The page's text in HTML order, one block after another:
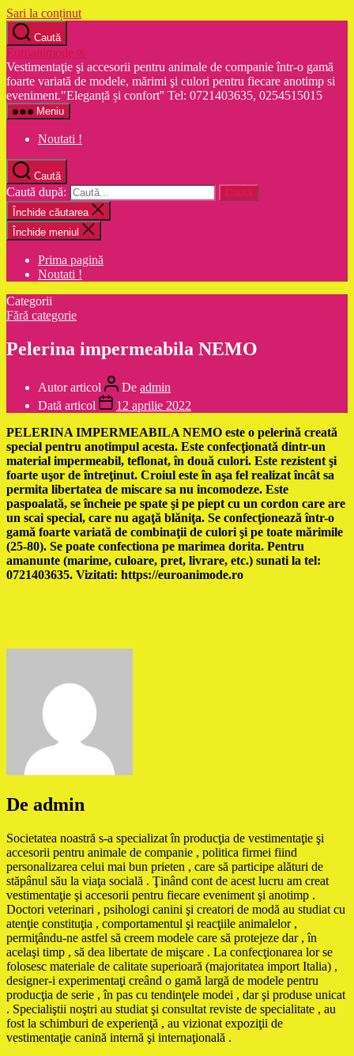
Sari la conținut
Caută
Euroanimode ®
Vestimentaţie şi accesorii pentru animale de companie într-o gamă
foarte variată de modele, mărimi şi culori pentru fiecare anotimp si
eveniment."Eleganță și confort'' Tel: 0721403635, 0254515015
Meniu
Noutati !
Caută
Caută după:
Închide căutarea
Închide meniul
Prima pagină
Noutati !
Categorii
Fără categorie
Pelerina impermeabila NEMO
Autor articol De admin
Dată articol
12 aprilie 2022
PELERINA IMPERMEABILA NEMO este o pelerină creată
special pentru anotimpul acesta. Este confecţionată dintr-un
material impermeabil, teflonat, în două culori. Este rezistent şi
foarte uşor de întreţinut. Croiul este în aşa fel realizat încât sa
permita libertatea de miscare sa nu incomodeze. Este
paspoalată, se încheie pe spate şi pe piept cu un cordon care are
un scai special, care nu agaţă blăniţa. Se confecţionează într-o
gamă foarte variată de combinaţii de culori şi pe toate mărimile
(25-80). Se poate confectiona pe marimea dorita. Pentru
amanunte (marime, culoare, pret, livrare, etc.) sunati la tel:
0721403635. Vizitati: https://euroanimode.ro
De admin
Societatea noastră s-a specializat în producţia de vestimentaţie şi
accesorii pentru animale de companie , politica firmei fiind
personalizarea celui mai bun prieten , care să participe alături de
stăpânul său la viaţa socială . Ţinând cont de acest lucru am creat
vestimentaţie şi accesorii pentru fiecare eveniment şi anotimp .
Doctori veterinari , psihologi canini şi creatori de modă au studiat cu
atenţie constituţia , comportamentul şi reacţiile animalelor ,
permiţându-ne astfel să creem modele care să protejeze dar , în
acelaşi timp , să dea libertate de mişcare . La confecţionarea lor se
folosesc materiale de calitate superioară (majoritatea import Italia) ,
designer-i experimentaţi creând o gamă largă de modele pentru
producţia de serie , în pas cu tendinţele modei , dar şi produse unicat
. Specialiştii noştri au studiat şi consultat reviste de specialitate , au
fost la schimburi de experienţă , au vizionat expoziţii de
vestimentaţie canină internă şi internaţională .